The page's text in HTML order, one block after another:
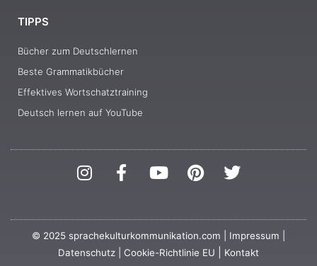
TIPPS
Bücher zum Deutschlernen
Beste Grammatikbücher
Effektives Wortschatztraining
Deutsch lernen auf YouTube
I
n
t
a
g
F
a
e
b
o
Y
o
t
u
b
P
i
t
e
r
T
w
t
t
e
© 2025 sprachekulturkommunikation.com | Impressum
Datenschutz
Cookie-Richtlinie EU Kontakt